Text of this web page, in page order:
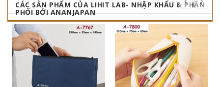
CÁC SẢN PHẨM CỦA LIHIT LAB- NHẬP KHẨU & PHÂN
PHỐI BỞI ANANJAPAN